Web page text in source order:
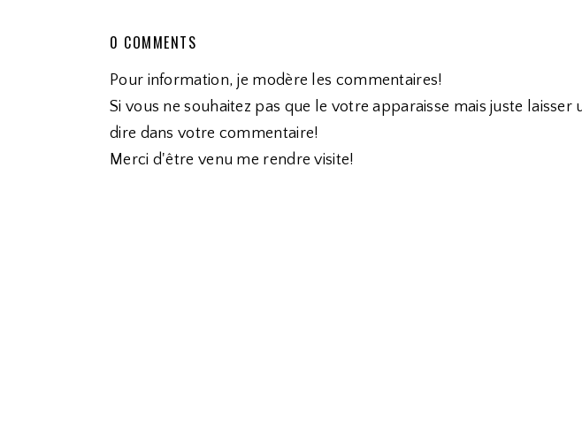
0 COMMENTS
Pour information, je modère les commentaires!
Si vous ne souhaitez pas que le votre apparaisse mais juste laisser
dire dans votre commentaire!
Merci d'être venu me rendre visite!